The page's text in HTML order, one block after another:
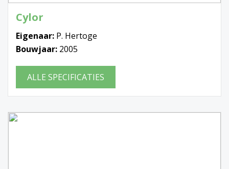
Cylor
Eigenaar: P. Hertoge
Bouwjaar: 2005
ALLE SPECIFICATIES